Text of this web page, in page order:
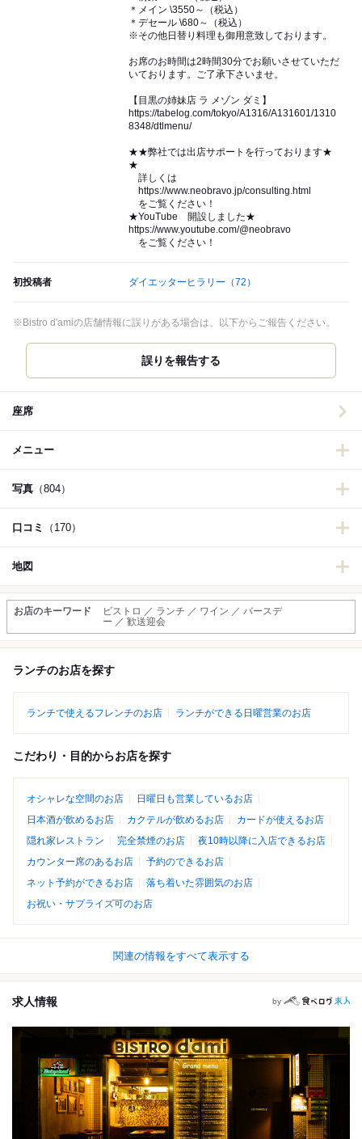
＊メイン \3550～（税込）
＊デセール \680～（税込）
※その他日替り料理も御用意致しております。
お席のお時間は2時間30分でお願いさせていただ
いております。ご了承下さいませ。
【目黒の姉妹店 ラ メゾン ダミ】
https://tabelog.com/tokyo/A1316/A131601/1310
8348/dtlmenu/
★★弊社では出店サポートを行っております★
★
詳しくは
https://www.neobravo.jp/consulting.html
をご覧ください！
★YouTube 開設しました★
https://www.youtube.com/@neobravo
をご覧ください！
初投稿者 ダイエッターヒラリー （72）
※Bistro d'amiの店舗情報に誤りがある場合は、以下からご報告ください。
誤りを報告する
座席
メニュー
写真 （804）
口コミ （170）
地図
お店のキーワード
ビストロ ／ ランチ ／ ワイン ／ バースデ
ー ／ 歓送迎会
ランチのお店を探す
ランチで使えるフレンチのお店 ランチができる日曜営業のお店
こだわり・目的からお店を探す
オシャレな空間のお店
日曜日も営業しているお店
日本酒が飲めるお店
カクテルが飲めるお店
カードが使えるお店
隠れ家レストラン
完全禁煙のお店
夜10時以降に入店できるお店
カウンター席のあるお店
予約のできるお店
ネット予約ができるお店
落ち着いた雰囲気のお店
お祝い・サプライズ可のお店
関連の情報をすべて表示する
求人情報 by